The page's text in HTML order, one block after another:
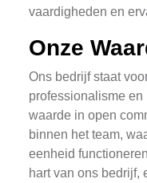
vaardigheden en
Onze
Ons bedrijf staat
professionalisme en
waarde in open
binnen het team,
eenheid
hart van ons bedrijf,